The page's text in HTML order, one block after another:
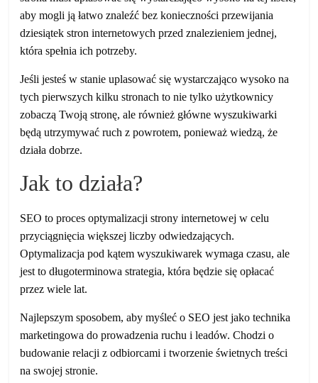
aby mogli ją łatwo znaleźć bez konieczności przewijania
dziesiątek stron internetowych przed znalezieniem jednej,
która spełnia ich potrzeby.
Jeśli jesteś w stanie uplasować się wystarczająco wysoko na
tych pierwszych kilku stronach to nie tylko użytkownicy
zobaczą Twoją stronę, ale również główne wyszukiwarki
będą utrzymywać ruch z powrotem, ponieważ wiedzą, że
działa dobrze.
Jak to działa?
SEO to proces optymalizacji strony internetowej w celu
przyciągnięcia większej liczby odwiedzających.
Optymalizacja pod kątem wyszukiwarek wymaga czasu, ale
jest to długoterminowa strategia, która będzie się opłacać
przez wiele lat.
Najlepszym sposobem, aby myśleć o SEO jest jako technika
marketingowa do prowadzenia ruchu i leadów. Chodzi o
budowanie relacji z odbiorcami i tworzenie świetnych treści
na swojej stronie.